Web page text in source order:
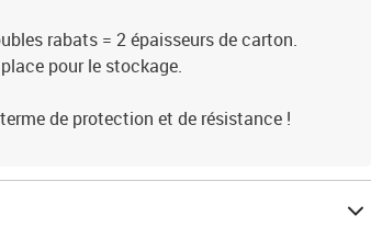
rabats = 2 épaisseurs de carton.
pour le stockage.
de protection et de résistance !